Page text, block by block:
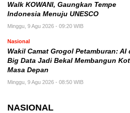
Walk KOWANI, Gaungkan Tempe
Indonesia Menuju UNESCO
Minggu, 9 Agu 2026 - 09:20 WIB
Nasional
Wakil Camat Grogol Petamburan: AI
Big Data Jadi Bekal Membangun
Masa Depan
Minggu, 9 Agu 2026 - 08:50 WIB
NASIONAL